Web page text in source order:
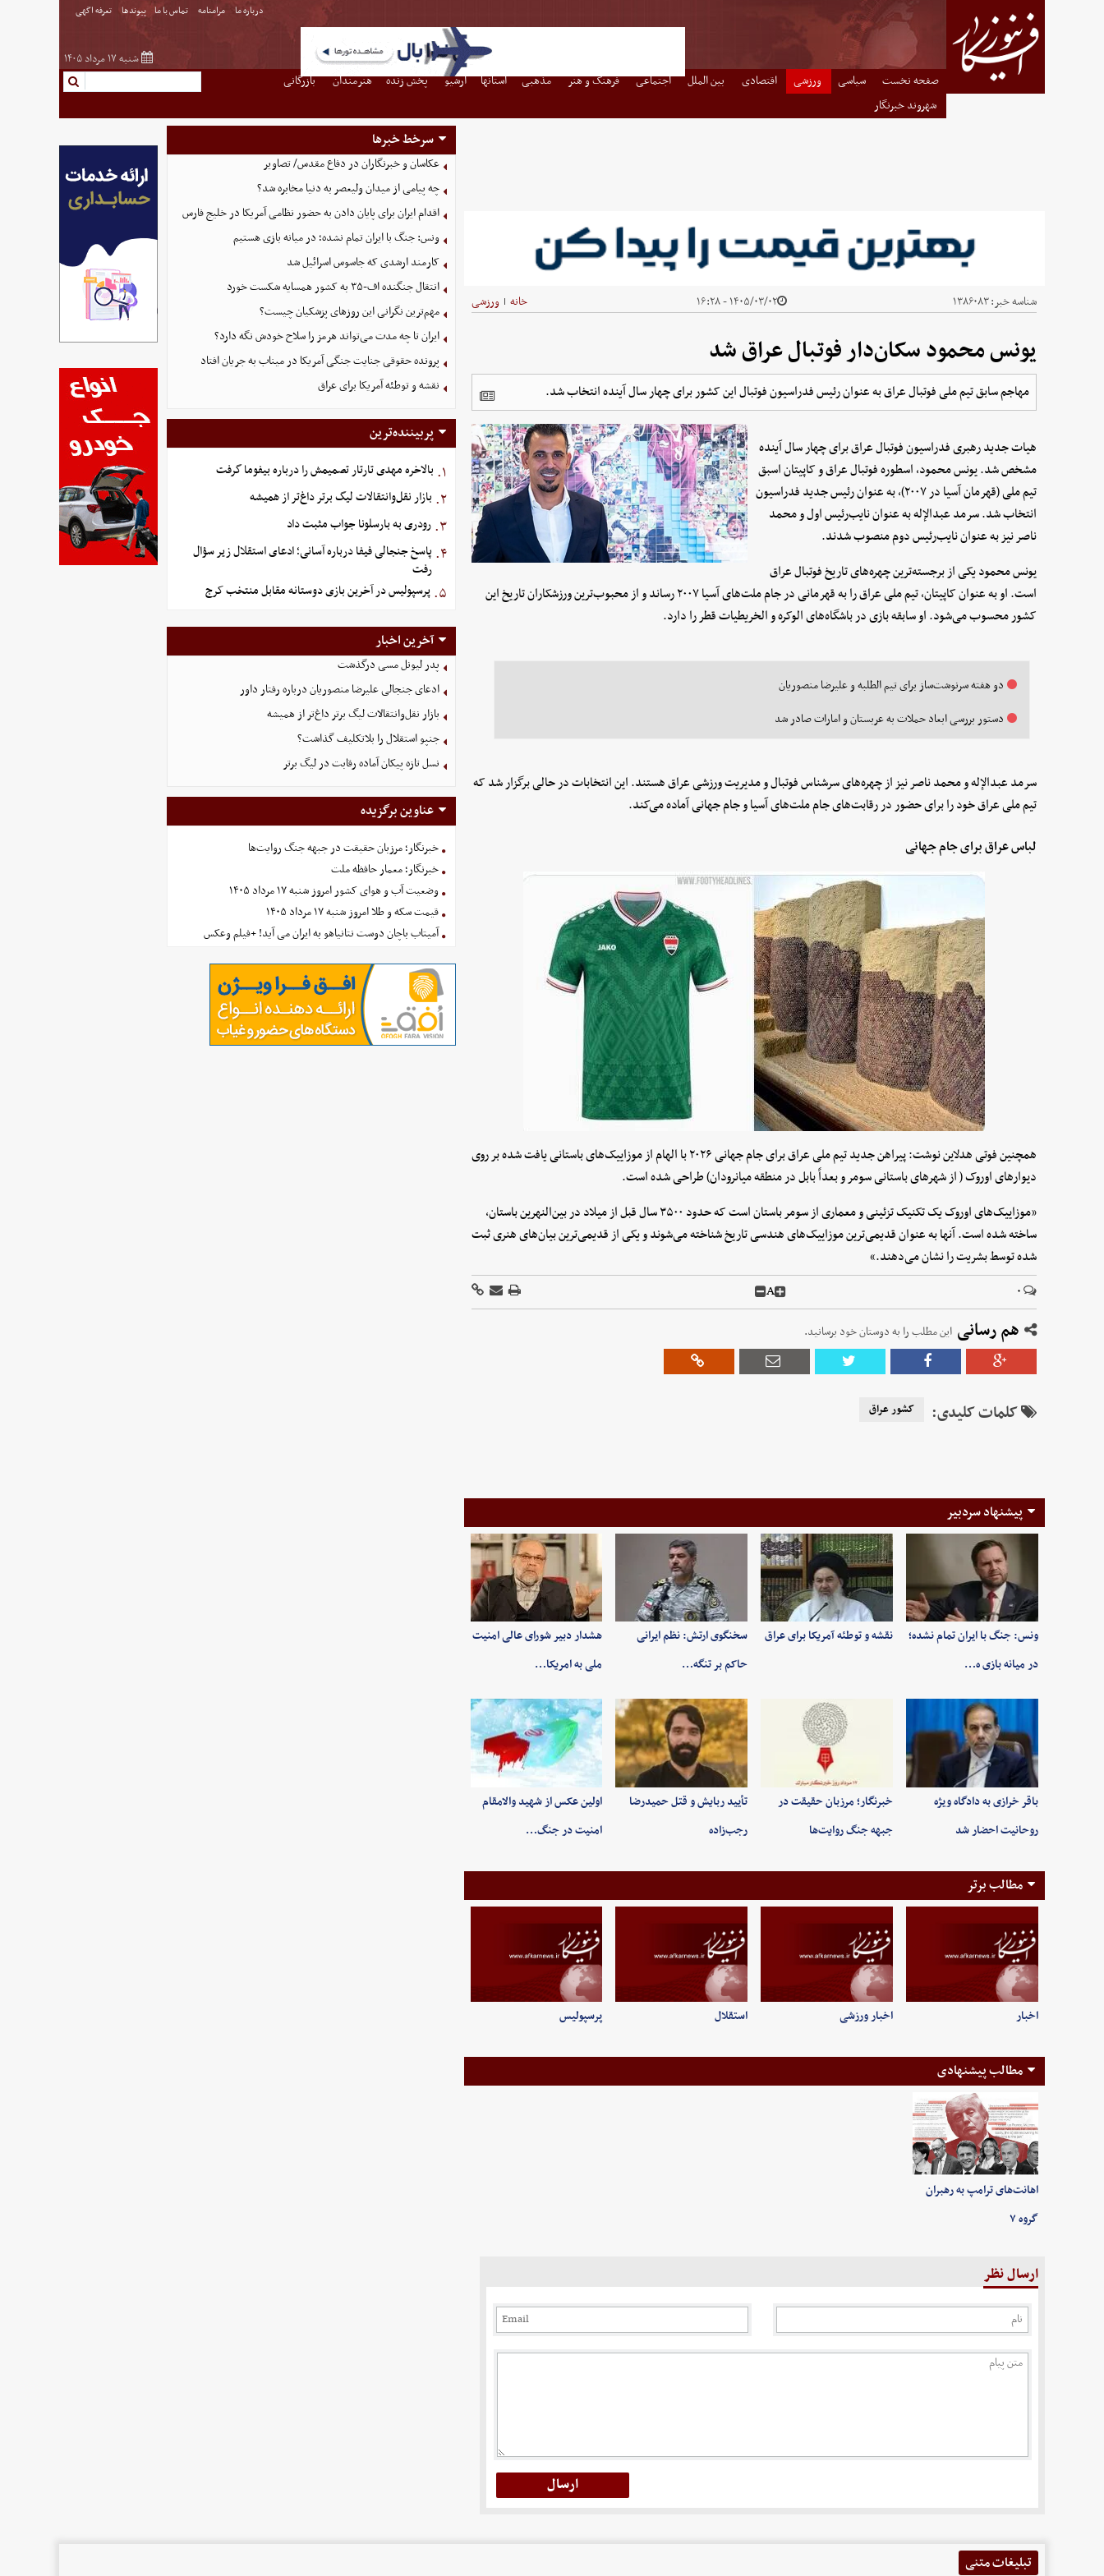
درباره ما مرامنامه تماس با ما پیوندها تعرفه اگهی
شنبه ۱۷ مرداد ۱۴۰۵
صفحه نخست سیاسی ورزشی اقتصادی بین الملل اجتماعی فرهنگ و هنر مذهبی استانها آرشیو پخش زنده هنرمندان
بازرگانی
شهروند خبرنگار
شناسه خبر:۱۳۸۶۰۸۳ ۱۴۰۵/۰۳/۰۲ - ۱۶:۲۸ خانه | ورزشی
یونس محمود سکان‌دار فوتبال عراق شد
مهاجم سابق تیم ملی فوتبال عراق به عنوان رئیس فدراسیون فوتبال این کشور برای چهار سال آینده انتخاب شد.
هیات جدید رهبری فدراسیون فوتبال عراق برای چهار سال آینده
مشخص شد. یونس محمود، اسطوره فوتبال عراق و کاپیتان اسبق
تیم ملی (قهرمان آسیا در ۲۰۰۷)، به عنوان رئیس جدید فدراسیون
انتخاب شد. سرمد عبدالإله به عنوان نایب‌رئیس اول و محمد
ناصر نیز به عنوان نایب‌رئیس دوم منصوب شدند.
یونس محمود یکی از برجسته‌ترین چهره‌های تاریخ فوتبال عراق
است. او به عنوان کاپیتان، تیم ملی عراق را به قهرمانی در جام ملت‌های آسیا ۲۰۰۷ رساند و از محبوب‌ترین ورزشکاران تاریخ این
کشور محسوب می‌شود. او سابقه بازی در باشگاه‌های الوکره و الخریطیات قطر را دارد.
دو هفته سرنوشت‌ساز برای تیم الطلبه و علیرضا منصوریان
دستور بررسی ابعاد حملات به عربستان و امارات صادر شد
سرمد عبدالإله و محمد ناصر نیز از چهره‌های سرشناس فوتبال و مدیریت ورزشی عراق هستند. این انتخابات در حالی برگزار شد که
تیم ملی عراق خود را برای حضور در رقابت‌های جام ملت‌های آسیا و جام جهانی آماده می‌کند.
لباس عراق برای جام جهانی
همچنین فوتی هدلاین نوشت: پیراهن جدید تیم ملی عراق برای جام جهانی ۲۰۲۶ با الهام از موزاییک‌های باستانی یافت شده بر روی
دیوارهای اوروک ( از شهرهای باستانی سومر و بعداً بابل در منطقه میانرودان) طراحی شده است.
«موزاییک‌های اوروک یک تکنیک تزئینی و معماری از سومر باستان است که حدود ۳۵۰۰ سال قبل از میلاد در بین‌النهرین باستان،
ساخته شده است. آنها به عنوان قدیمی‌ترین موزاییک‌های هندسی تاریخ شناخته می‌شوند و یکی از قدیمی‌ترین بیان‌های هنری ثبت
شده توسط بشریت را نشان می‌دهند.»
۰ A
هم رسانی این مطلب را به دوستان خود برسانید.
کلمات کلیدی: کشور عراق
پیشنهاد سردبیر
ونس: جنگ با ایران تمام نشده؛
در میانه بازی ه…
نقشه و توطئه آمریکا برای عراق
سخنگوی ارتش: نظم ایرانی
حاکم بر تنگه…
هشدار دبیر شورای عالی امنیت
ملی به امریکا…
باقر خرازی به دادگاه ویژه
روحانیت احضار شد
خبرنگار؛ مرزبان حقیقت در
جبهه جنگ روایت‌ها
تأیید ربایش و قتل حمیدرضا
رجب‌زاده
اولین عکس از شهید والامقام
امنیت در جنگ…
مطالب برتر
اخبار اخبار ورزشی استقلال پرسپولیس
مطالب پیشنهادی
اهانت‌های ترامپ به رهبران
گروه ۷
ارسال نظر
سرخط خبرها
عکاسان و خبرنگاران در دفاع مقدس/ تصاویر
چه پیامی از میدان ولیعصر به دنیا مخابره شد؟
اقدام ایران برای پایان دادن به حضور نظامی آمریکا در خلیج فارس
ونس: جنگ با ایران تمام نشده؛ در میانه بازی هستیم
کارمند ارشدی که جاسوس اسرائیل شد
انتقال جنگنده اف-۳۵ به کشور همسایه شکست خورد
مهم‌ترین نگرانی‌ این روزهای پزشکیان چیست؟
ایران تا چه مدت می‌تواند هرمز را سلاح خودش نگه دارد؟
پرونده حقوقی جنایت جنگی آمریکا در میناب به جریان افتاد
نقشه و توطئه آمریکا برای عراق
پربیننده‌ترین
۱. بالاخره مهدی تارتار تصمیمش را درباره بیفوما گرفت
۲. بازار نقل‌وانتقالات لیگ برتر داغ‌تر از همیشه
۳. رودری به بارسلونا جواب مثبت داد
۴. پاسخ جنجالی فیفا درباره آسانی؛ ادعای استقلال زیر سؤال
رفت
۵. پرسپولیس در آخرین بازی دوستانه مقابل منتخب کرج
آخرین اخبار
پدر لیونل مسی درگذشت
ادعای جنجالی علیرضا منصوریان درباره رفتار داور
بازار نقل‌وانتقالات لیگ برتر داغ‌تر از همیشه
جنپو استقلال را بلاتکلیف گذاشت؟
نسل تازه پیکان آماده رقابت در لیگ برتر
عناوین برگزیده
خبرنگار؛ مرزبان حقیقت در جبهه جنگ روایت‌ها
خبرنگار؛ معمار حافظه ملت
وضعیت آب و هوای کشور امروز شنبه ۱۷ مرداد ۱۴۰۵
قیمت سکه و طلا امروز شنبه ۱۷ مرداد ۱۴۰۵
آمیتاب باچان دوست نتانیاهو به ایران می آید! +فیلم وعکس
تبلیغات متنی